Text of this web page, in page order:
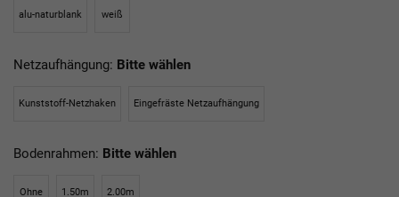
alu-naturblank weiß
Netzaufhängung: Bitte wählen
Kunststoff-Netzhaken Eingefräste Netzaufhängung
Bodenrahmen: Bitte wählen
Ohne 1.50m 2.00m